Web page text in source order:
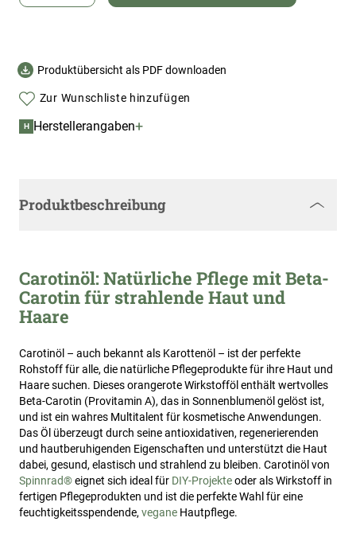
Produktübersicht als PDF downloaden
Zur Wunschliste hinzufügen
H Herstellerangaben+
Produktbeschreibung
Carotinöl: Natürliche Pflege mit Beta-
Carotin für strahlende Haut und
Haare
Carotinöl – auch bekannt als Karottenöl – ist der perfekte
Rohstoff für alle, die natürliche Pflegeprodukte für ihre Haut und
Haare suchen. Dieses orangerote Wirkstofföl enthält wertvolles
Beta-Carotin (Provitamin A), das in Sonnenblumenöl gelöst ist,
und ist ein wahres Multitalent für kosmetische Anwendungen.
Das Öl überzeugt durch seine antioxidativen, regenerierenden
und hautberuhigenden Eigenschaften und unterstützt die Haut
dabei, gesund, elastisch und strahlend zu bleiben. Carotinöl von
Spinnrad®eignet sich ideal für DIY-Projekteoder als Wirkstoff in
fertigen Pflegeprodukten und ist die perfekte Wahl für eine
feuchtigkeitsspendende,vegane Hautpflege.